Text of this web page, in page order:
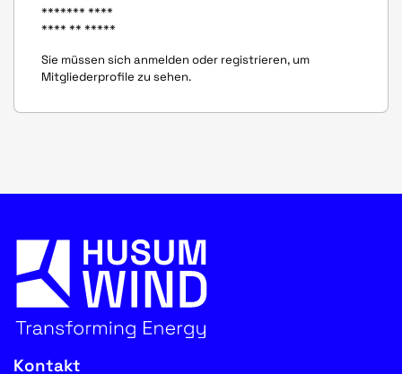
******* ****
**** ** *****
Sie müssen sich anmelden oder registrieren, um
Mitgliederprofile zu sehen.
Kontakt